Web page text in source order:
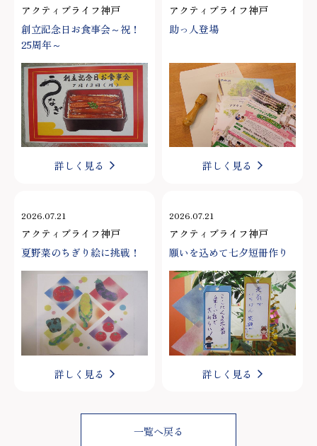
アクティブライフ神戸
創立記念日お食事会～祝！
25周年～
詳しく見る
アクティブライフ神戸
助っ人登場
詳しく見る
2026.07.21
アクティブライフ神戸
夏野菜のちぎり絵に挑戦！
詳しく見る
2026.07.21
アクティブライフ神戸
願いを込めて七夕短冊作り
詳しく見る
一覧へ戻る